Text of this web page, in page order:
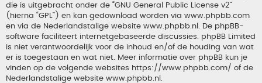
die is uitgebracht onder de “GNU General Public License v2”
(hierna “GPL”) en kan gedownload worden via www.phpbb.com
en via de Nederlandstalige website www.phpbb.nl . De phpBB-
software faciliteert internetgebaseerde discussies. phpBB Limited
is niet verantwoordelijk voor de inhoud en/of de houding van wat
er is toegestaan en wat niet. Meer informatie over phpBB kun je
vinden op de volgende websites https://www.phpbb.com/ of de
Nederlandstalige website www.phpbb.nl